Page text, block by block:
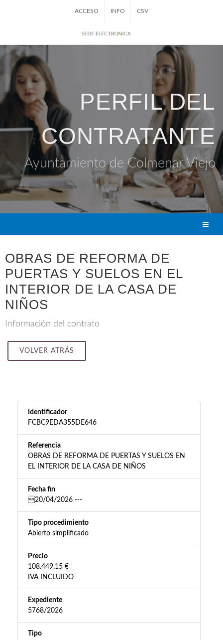
ACCESO INFO CSV
PERFIL DEL
CONTRATANTE
Ayuntamiento de Colmenar Viejo
OBRAS DE REFORMA DE
PUERTAS Y SUELOS EN EL
INTERIOR DE LA CASA DE
NIÑOS
Información del contrato
VOLVER ATRÁS
Identificador
FCBC9EDA355DE646
Referencia
OBRAS DE REFORMA DE PUERTAS Y SUELOS EN
EL INTERIOR DE LA CASA DE NIÑOS
Fecha fin
20/04/2026 ---
Tipo procedimiento
Abierto simplificado
Precio
108.449,15 €
IVA INCLUIDO
Expediente
5768/2026
Tipo